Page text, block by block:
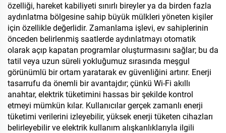
özelliği, hareket kabiliyeti sınırlı bireyler ya da birden fazla
aydınlatma bölgesine sahip büyük mülkleri yöneten kişiler
için özellikle değerlidir. Zamanlama işlevi, ev sahiplerinin
önceden belirlenmiş saatlerde aydınlatmayı otomatik
olarak açıp kapatan programlar oluşturmasını sağlar; bu da
tatil veya uzun süreli yokluğumuz sırasında meşgul
görünümlü bir ortam yaratarak ev güvenliğini artırır. Enerji
tasarrufu da önemli bir avantajdır; çünkü Wi-Fi akıllı
anahtar, elektrik tüketimini hassas bir şekilde kontrol
etmeyi mümkün kılar. Kullanıcılar gerçek zamanlı enerji
tüketimi verilerini izleyebilir, yüksek enerji tüketen cihazları
belirleyebilir ve elektrik kullanım alışkanlıklarıyla ilgili